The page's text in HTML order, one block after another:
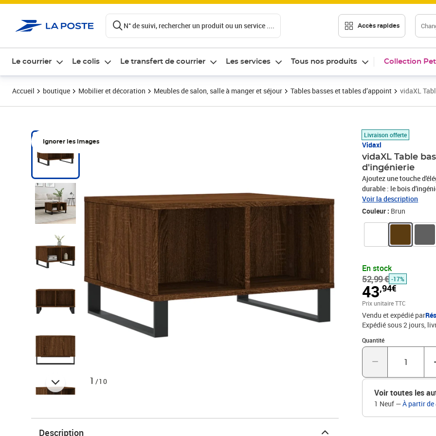
N° de suivi, rechercher un produit ou un service .... Accès rapides
Le courrier Le colis Le transfert de courrier Les services Tous nos produits Collection
Accueil boutique Mobilier et décoration Meubles de salon, salle à manger et séjour Tables basses et tables d’appoint vidaXL
Ignorer les images
1 /10
Livraison offerte
Vidaxl
vidaXL Table
d'ingénierie
Ajoutez une touche
durable : le bois
présente également
d'ingénierie, la table
aliments et d'autres
marronMatériau : bois
H)L'assemblage est
Voir la description
Couleur : Brun
En stock
52,99 €
Prix barré 52,99 €
-17%
43,94€
Prix 43,94€
Prix unitaire TTC
Vendu et expédié par
Expédié sous 2 jours
Quantité
Quantité : 1
Voir toutes les
1 Neuf —À partir de
Description